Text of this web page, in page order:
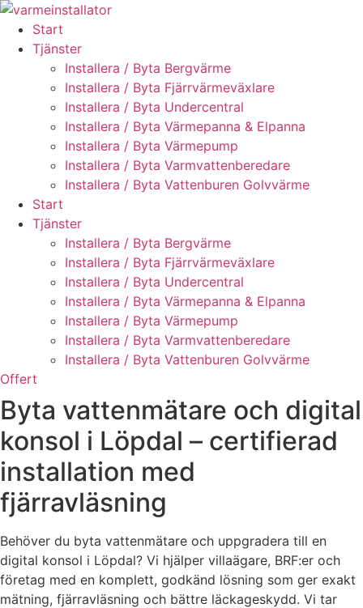
Skip
content
Start
Tjänster
Installera / Byta Bergvärme
Installera / Byta Fjärrvärmeväxlare
Installera / Byta Undercentral
Installera / Byta Värmepanna & Elpanna
Installera / Byta Värmepump
Installera / Byta Varmvattenberedare
Installera / Byta Vattenburen Golvvärme
Start
Tjänster
Installera / Byta Bergvärme
Installera / Byta Fjärrvärmeväxlare
Installera / Byta Undercentral
Installera / Byta Värmepanna & Elpanna
Installera / Byta Värmepump
Installera / Byta Varmvattenberedare
Installera / Byta Vattenburen Golvvärme
Offert
Byta vattenmätare och digital
konsol i Löpdal – certifierad
installation med
fjärravläsning
Behöver du byta vattenmätare och uppgradera till en
digital konsol i Löpdal? Vi hjälper villaägare, BRF:er och
företag med en komplett, godkänd lösning som ger exakt
mätning, fjärravläsning och bättre läckageskydd. Vi tar